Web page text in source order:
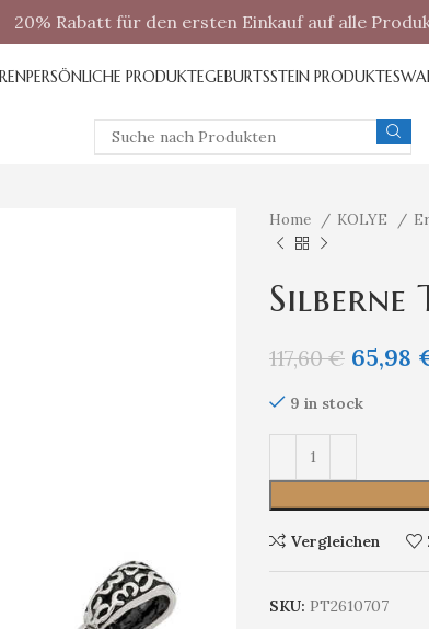
20% Rabatt für den ersten Einkauf auf alle
PERSÖNLICHE PRODUKTEGEBURTSSTEIN PRODUKTE
Home KOLYE
Silberne
117,60€ 65,98
9 in stock
Vergleichen
SKU: PT2610707